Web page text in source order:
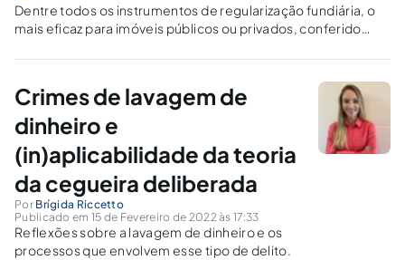
Dentre todos os instrumentos de regularização fundiária, o
mais eficaz para imóveis públicos ou privados, conferido
legitimação fundiária, modo originário de aquisição da
Crimes de lavagem de
dinheiro e
(in)aplicabilidade da teoria
da cegueira deliberada
Por Brígida Riccetto
Publicado em 15 de Fevereiro de 2022 às 17:33
Reflexões sobre a lavagem de dinheiro e os
processos que envolvem esse tipo de delito.